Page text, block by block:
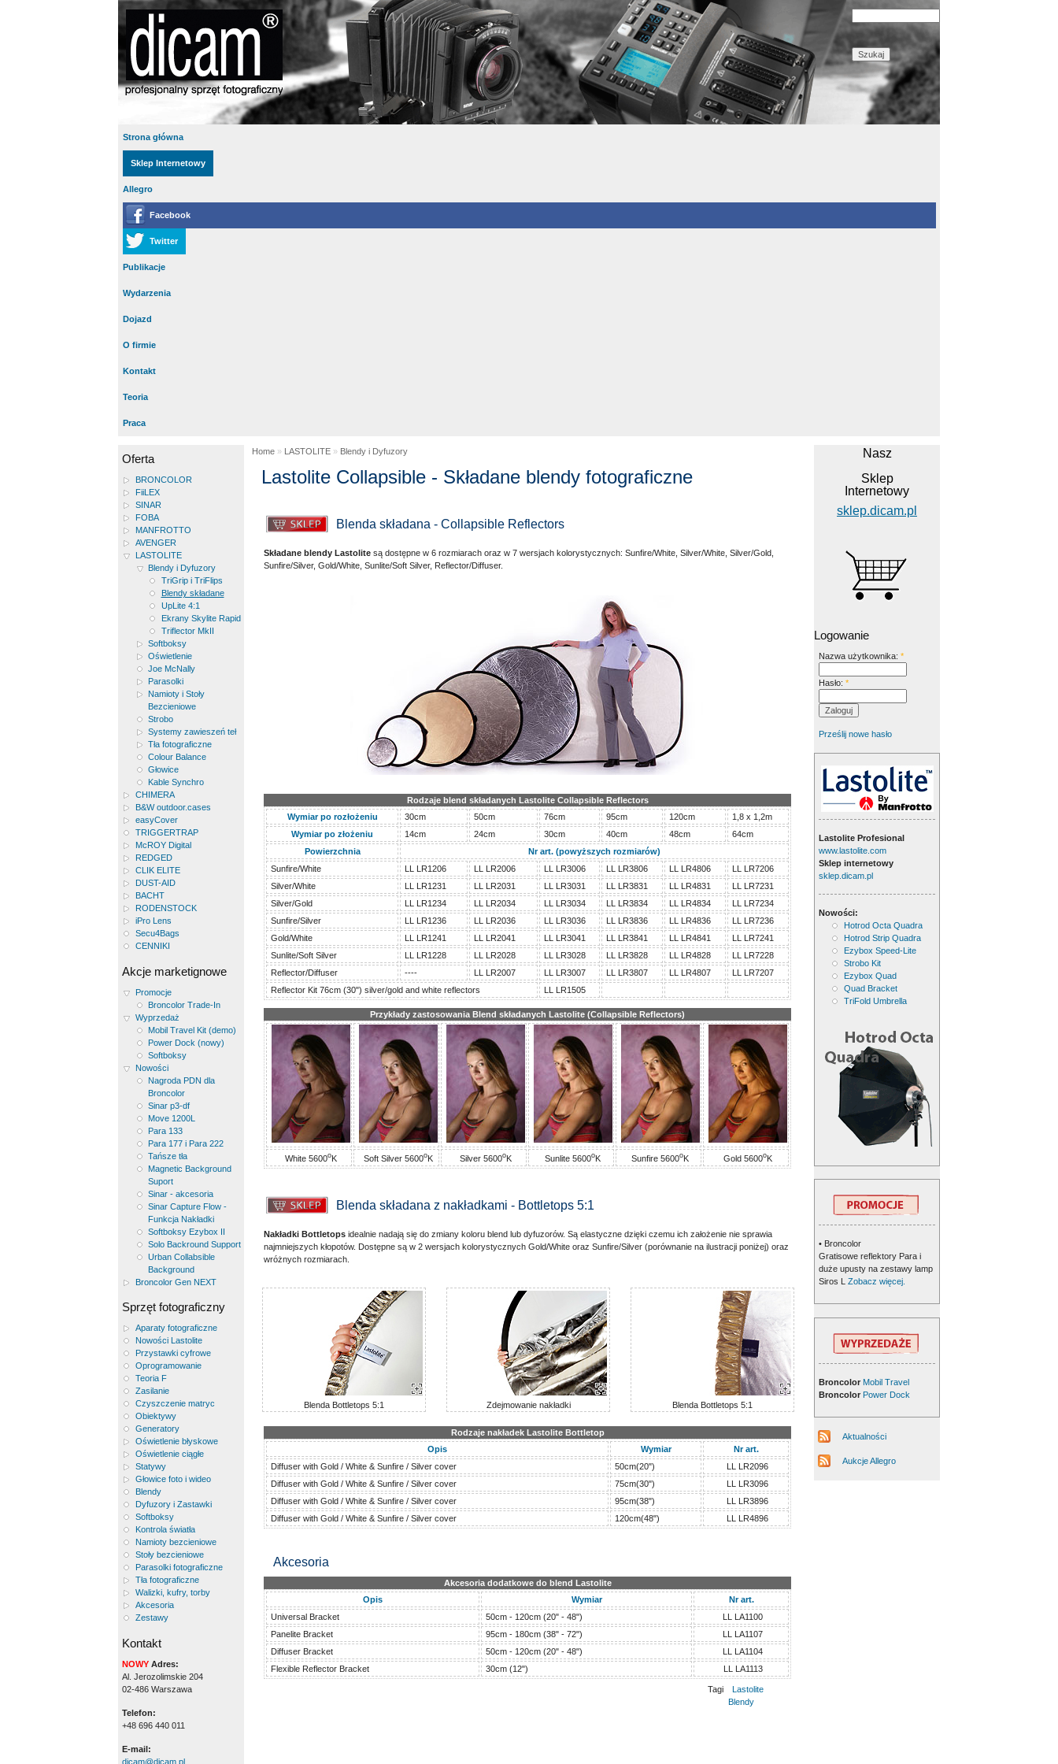
Strona główna
Sklep Internetowy
Allegro
Facebook
Twitter
Publikacje
Wydarzenia
Dojazd
O firmie
Kontakt
Teoria
Praca
Oferta
BRONCOLOR
FiiLEX
SINAR
FOBA
MANFROTTO
AVENGER
LASTOLITE
Blendy i Dyfuzory
TriGrip i TriFlips
Blendy składane
UpLite 4:1
Ekrany Skylite Rapid
Triflector MkII
Softboksy
Oświetlenie
Joe McNally
Parasolki
Namioty i Stoły
Bezcieniowe
Strobo
Systemy zawieszeń teł
Tła fotograficzne
Colour Balance
Głowice
Kable Synchro
CHIMERA
B&W outdoor.cases
easyCover
TRIGGERTRAP
McROY Digital
REDGED
CLIK ELITE
DUST-AID
BACHT
RODENSTOCK
iPro Lens
Secu4Bags
CENNIKI
Akcje marketignowe
Promocje
Broncolor Trade-In
Wyprzedaż
Mobil Travel Kit (demo)
Power Dock (nowy)
Softboksy
Nowości
Nagroda PDN dla
Broncolor
Sinar p3-df
Move 1200L
Para 133
Para 177 i Para 222
Tańsze tła
Magnetic Background
Suport
Sinar - akcesoria
Sinar Capture Flow -
Funkcja Nakładki
Softboksy Ezybox II
Solo Backround Support
Urban Collabsible
Background
Broncolor Gen NEXT
Sprzęt fotograficzny
Aparaty fotograficzne
Nowości Lastolite
Przystawki cyfrowe
Oprogramowanie
Teoria F
Zasilanie
Czyszczenie matryc
Obiektywy
Generatory
Oświetlenie błyskowe
Oświetlenie ciągłe
Statywy
Głowice foto i wideo
Blendy
Dyfuzory i Zastawki
Softboksy
Kontrola światła
Namioty bezcieniowe
Stoły bezcieniowe
Parasolki fotograficzne
Tła fotograficzne
Walizki, kufry, torby
Akcesoria
Zestawy
Kontakt
NOWY Adres:
Al. Jerozolimskie 204
02-486 Warszawa
Telefon:
+48 696 440 011
E-mail:
dicam@dicam.pl
Home » LASTOLITE » Blendy i Dyfuzory
Lastolite Collapsible - Składane blendy fotograficzne
Blenda składana - Collapsible Reflectors
Składane blendy Lastolite są dostępne w 6 rozmiarach oraz w 7 wersjach kolorystycznych: Sunfire/White, Silver/White, Silver/Gold,
Sunfire/Silver, Gold/White, Sunlite/Soft Silver, Reflector/Diffuser.
Rodzaje blend składanych Lastolite Collapsible Reflectors
Wymiar po rozłożeniu
30cm 50cm 76cm 95cm 120cm
1,8 x 1,2m
Wymiar po złożeniu
14cm 24cm 30cm 40cm 48cm
64cm
Powierzchnia
Nr art. (powyższych rozmiarów)
Sunfire/White
LL LR1206 LL LR2006 LL LR3006 LL LR3806 LL LR4806
LL LR7206
Silver/White
LL LR1231 LL LR2031 LL LR3031 LL LR3831 LL LR4831
LL LR7231
Silver/Gold
LL LR1234 LL LR2034 LL LR3034 LL LR3834 LL LR4834
LL LR7234
Sunfire/Silver
LL LR1236 LL LR2036 LL LR3036 LL LR3836 LL LR4836
LL LR7236
Gold/White
LL LR1241 LL LR2041 LL LR3041 LL LR3841 LL LR4841
LL LR7241
Sunlite/Soft Silver
LL LR1228 LL LR2028 LL LR3028 LL LR3828 LL LR4828
LL LR7228
Reflector/Diffuser
---- LL LR2007 LL LR3007 LL LR3807 LL LR4807
LL LR7207
Reflector Kit 76cm (30") silver/gold and white reflectors
LL LR1505
Przykłady zastosowania Blend składanych Lastolite (Collapsible Reflectors)
White 5600oK Soft Silver 5600oK Silver 5600oK Sunlite 5600oK Sunfire 5600oK Gold 5600oK
Blenda składana z nakładkami - Bottletops 5:1
Nakładki Bottletops idealnie nadają się do zmiany koloru blend lub dyfuzorów. Są elastyczne dzięki czemu ich założenie nie sprawia
najmniejszych kłopotów. Dostępne są w 2 wersjach kolorystycznych Gold/White oraz Sunfire/Silver (porównanie na ilustracji poniżej) oraz
wróżnych rozmiarach.
Blenda Bottletops 5:1 Zdejmowanie nakładki Blenda Bottletops 5:1
Rodzaje nakładek Lastolite Bottletop
Opis
Wymiar
Nr art.
Diffuser with Gold / White & Sunfire / Silver cover
50cm(20")
LL LR2096
Diffuser with Gold / White & Sunfire / Silver cover
75cm(30")
LL LR3096
Diffuser with Gold / White & Sunfire / Silver cover
95cm(38")
LL LR3896
Diffuser with Gold / White & Sunfire / Silver cover
120cm(48") LL LR4896
Akcesoria
Akcesoria dodatkowe do blend Lastolite
Opis
Wymiar
Nr art.
Universal Bracket
50cm - 120cm (20" - 48")
LL LA1100
Panelite Bracket
95cm - 180cm (38" - 72")
LL LA1107
Diffuser Bracket
50cm - 120cm (20" - 48")
LL LA1104
Flexible Reflector Bracket
30cm (12") LL LA1113
Tagi
Lastolite
Blendy
Nasz
Sklep
Internetowy
sklep.dicam.pl
Logowanie
Nazwa użytkownika: *
Hasło: *
Prześlij nowe hasło
Lastolite Profesional
www.lastolite.com
Sklep internetowy
sklep.dicam.pl
Nowości:
Hotrod Octa Quadra
Hotrod Strip Quadra
Ezybox Speed-Lite
Strobo Kit
Ezybox Quad
Quad Bracket
TriFold Umbrella
• Broncolor
Gratisowe reflektory Para i
duże upusty na zestawy lamp
Siros L Zobacz więcej.
Broncolor Mobil Travel
Broncolor Power Dock
Aktualności
Aukcje Allegro